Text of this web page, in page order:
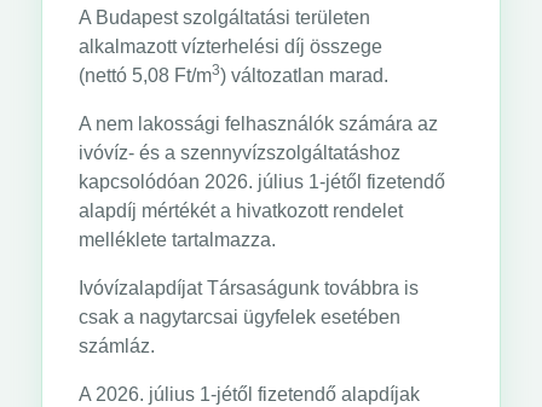
A Budapest szolgáltatási területen
alkalmazott vízterhelési díj összege
(nettó 5,08 Ft/m3) változatlan marad.
A nem lakossági felhasználók számára az
ivóvíz- és a szennyvízszolgáltatáshoz
kapcsolódóan 2026. július 1-jétől fizetendő
alapdíj mértékét a hivatkozott rendelet
melléklete tartalmazza.
Ivóvízalapdíjat Társaságunk továbbra is
csak a nagytarcsai ügyfelek esetében
számláz.
A 2026. július 1-jétől fizetendő alapdíjak